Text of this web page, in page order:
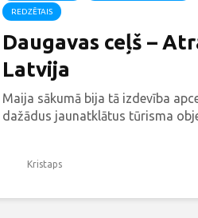
REDZĒTAIS
Daugavas ceļš –
Latvija
Maija sākumā bija tā izdevība
dažādus jaunatklātus tūrisma
Kristaps